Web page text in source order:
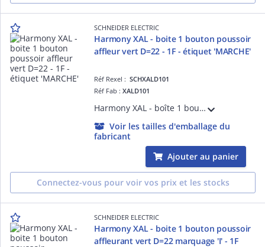
SCHNEIDER ELECTRIC
Harmony XAL - boite 1 bouton poussoir
affleur vert D=22 - 1F - étiquet 'MARCHE'
Réf Rexel :SCHXALD101
Réf Fab :XALD101
Harmony XAL - boîte 1 bouton poussoir affleur vert D=22 - 1F - étiquette « MARCHE » - IP66, IP67, IP69, IP69K - gris clair ((RAL 7035, base du boîtier), gris foncé (RAL 7016, capot) - pour unités de commande et signalisation XB5 D= 22 mm
Voir les tailles d'emballage du
fabricant
Ajouter au panier
Connectez-vous pour voir vos prix et les stocks
SCHNEIDER ELECTRIC
Harmony XAL - boite 1 bouton poussoir
affleurant vert D=22 marquage 'I' - 1F